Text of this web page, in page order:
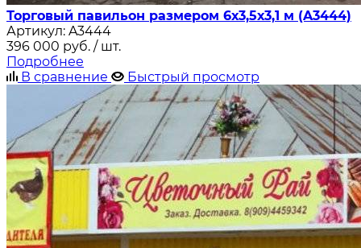
Торговый павильон размером 6х3,5х3,1 м (A3444)
Артикул: A3444
396 000 руб. / шт.
Подробнее
В сравнение
Быстрый просмотр